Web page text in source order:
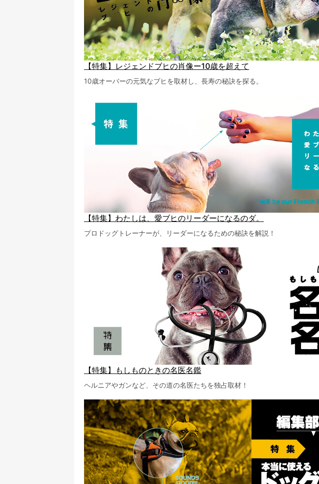
【特集】レジェンドブヒの肖像ー10歳を超えて
10歳オーバーの元気なブヒを取材し、長寿の秘訣を探る。
【特集】わたしは、愛ブヒのリーダーになるのダ。
プロドッグトレーナーが、リーダーになるための秘訣を解説！
【特集】もしものときの名医名鑑
ヘルニアやガンなど、その道の名医たちを独占取材！